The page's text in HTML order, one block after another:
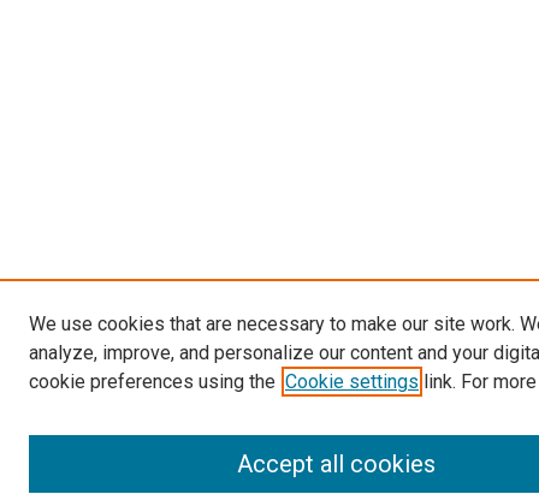
We use cookies that are necessary to make our site work.
analyze, improve, and personalize our content and your
cookie preferences using the Cookie settings link. For
Accept all cookies